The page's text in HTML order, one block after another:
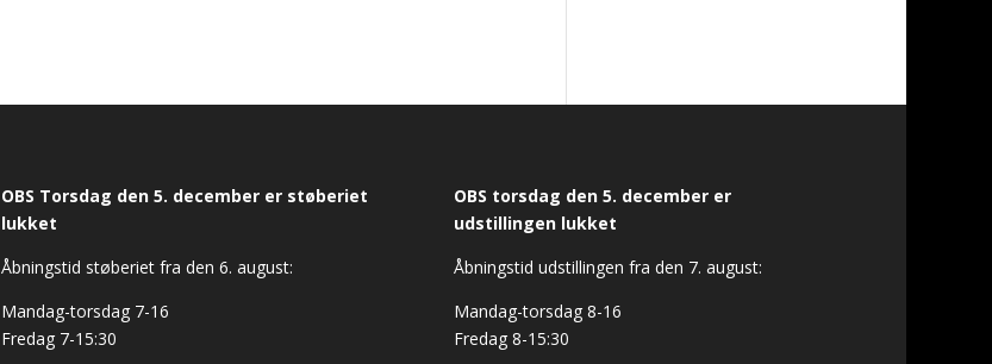
OBS Torsdag den 5. december er støberiet
lukket
Åbningstid støberiet fra den 6. august:
Mandag-torsdag 7-16
Fredag 7-15:30
OBS torsdag den 5. december er
udstillingen lukket
Åbningstid udstillingen fra den 7. august:
Mandag-torsdag 8-16
Fredag 8-15:30